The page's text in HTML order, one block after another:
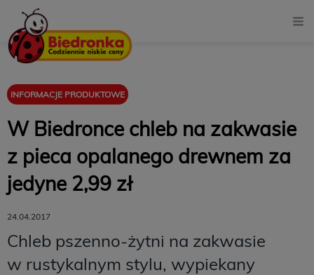
INFORMACJE PRODUKTOWE
W Biedronce chleb na zakwasie
z pieca opalanego drewnem za
jedyne 2,99 zł
24.04.2017
Chleb pszenno-żytni na zakwasie
w rustykalnym stylu, wypiekany